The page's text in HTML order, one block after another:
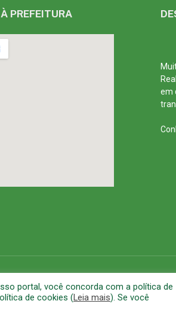
PREFEITURA
em
portal, você concorda com a política de
de cookies (Leia mais). Se você